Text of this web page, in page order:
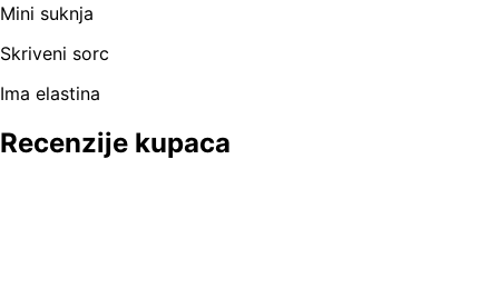
Mini suknja
Skriveni sorc
Ima elastina
Recenzije kupaca